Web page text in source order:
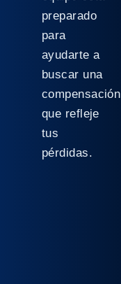
preparado
para
ayudarte a
buscar una
compensación
que refleje
tus
pérdidas.